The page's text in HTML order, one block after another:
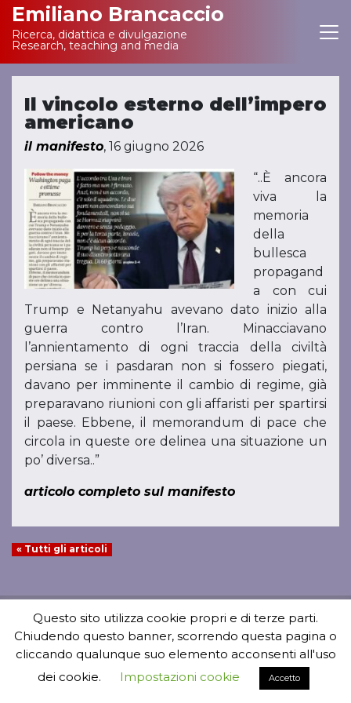
Main Navigation
Emiliano Brancaccio
Ricerca, didattica e divulgazione
Research, teaching and media
Il vincolo esterno dell’impero
americano
il manifesto, 16 giugno 2026
“..È ancora
viva la
memoria
della
bullesca
propagand
a con cui
Trump e Netanyahu avevano dato inizio alla
guerra contro l’Iran. Minacciavano
l’annientamento di ogni traccia della civiltà
persiana se i pasdaran non si fossero piegati,
davano per imminente il cambio di regime, già
preparavano riunioni con gli affaristi per spartirsi
il paese. Ebbene, il memorandum di pace che
circola in queste ore delinea una situazione un
po’ diversa..”
articolo completo sul manifesto
« Tutti gli articoli
Questo sito utilizza cookie propri e di terze parti.
Chiudendo questo banner, scorrendo questa pagina o
cliccando qualunque suo elemento acconsenti all'uso
dei cookie.
Impostazioni cookie Accetto